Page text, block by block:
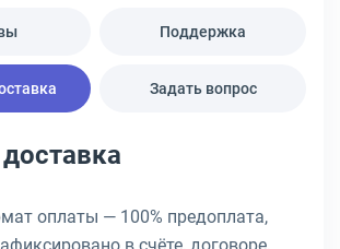
Поддержка
Задать вопрос
оплаты — 100% предоплата,